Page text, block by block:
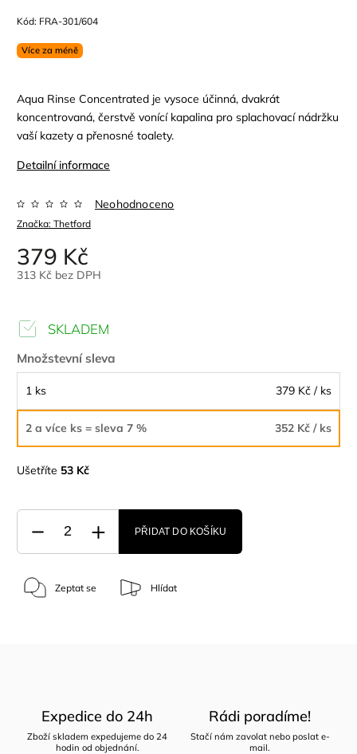
Kód: FRA-301/604
Více za méně
Aqua Rinse Concentrated je vysoce účinná, dvakrát
koncentrovaná, čerstvě vonící kapalina pro splachovací nádržku
vaší kazety a přenosné toalety.
Detailní informace
Značka: Thetford
Neohodnoceno
379 Kč
313 Kč bez DPH
SKLADEM
Množstevní sleva
1 ks 379 Kč / ks
2 a více ks = sleva 7 % 352 Kč / ks
Ušetříte 53 Kč
PŘIDAT DO KOŠÍKU
Zeptat se Hlídat
Expedice do 24h
Zboží skladem expedujeme do 24
hodin od objednání.
Rádi poradíme!
Stačí nám zavolat nebo poslat e-
mail.